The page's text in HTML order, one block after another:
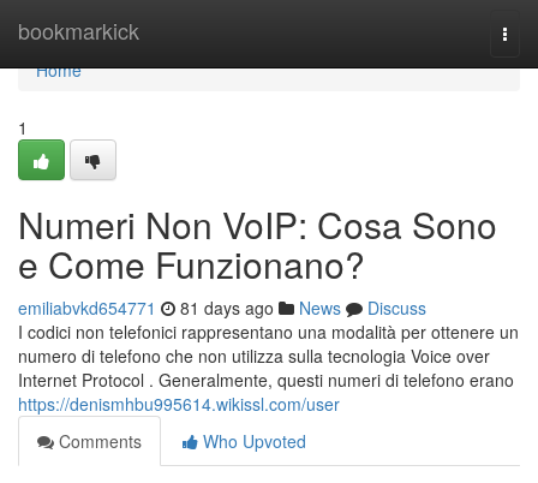
bookmarkick
Home
Home
1
Numeri Non VoIP: Cosa Sono
e Come Funzionano?
emiliabvkd654771 81 days ago News
Discuss
I codici non telefonici rappresentano una modalità per ottenere un
numero di telefono che non utilizza sulla tecnologia Voice over
Internet Protocol . Generalmente, questi numeri di telefono erano
https://denismhbu995614.wikissl.com/user
Comments
Who Upvoted